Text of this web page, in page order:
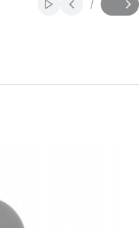
Włącz
Slajd
/
z